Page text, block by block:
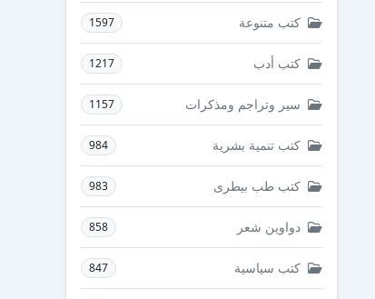
كتب متنوعة 1597
كتب أدب 1217
سير وتراجم ومذكرات 1157
كتب تنمية بشرية 984
كتب طب بيطرى 983
دواوين شعر 858
كتب سياسية 847